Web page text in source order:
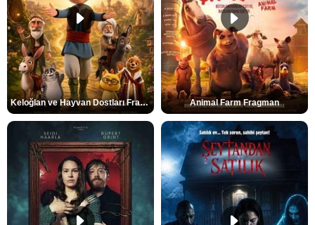
Keloğlan ve Hayvan Dostları Fragman Animal Farm Fragman